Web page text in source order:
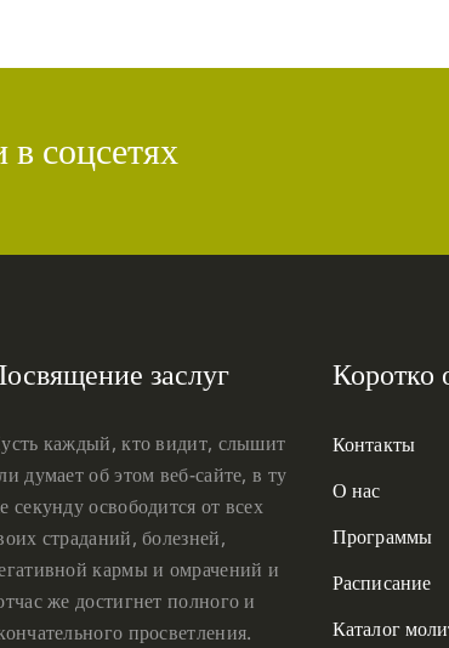
соцсетях
заслуг
каждый, кто видит, слышит
думает об этом веб-сайте, в ту
секунду освободится от всех
страданий, болезней,
кармы и омрачений и
же достигнет полного и
просветления.
Коротко
Контакты
О нас
Программы
Расписание
Каталог